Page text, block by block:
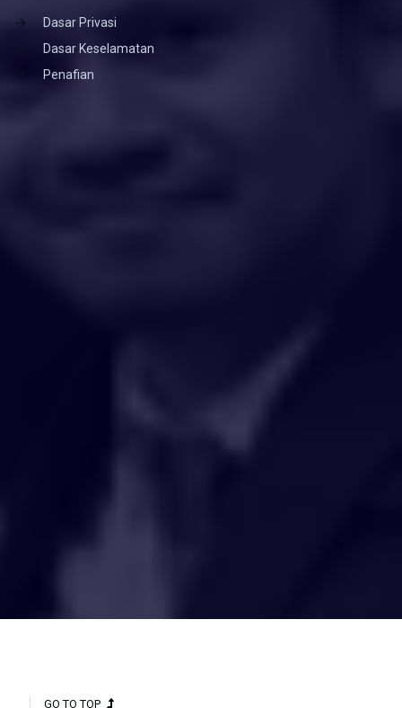
Dasar Privasi
Dasar Keselamatan
Penafian
GO TO TOP